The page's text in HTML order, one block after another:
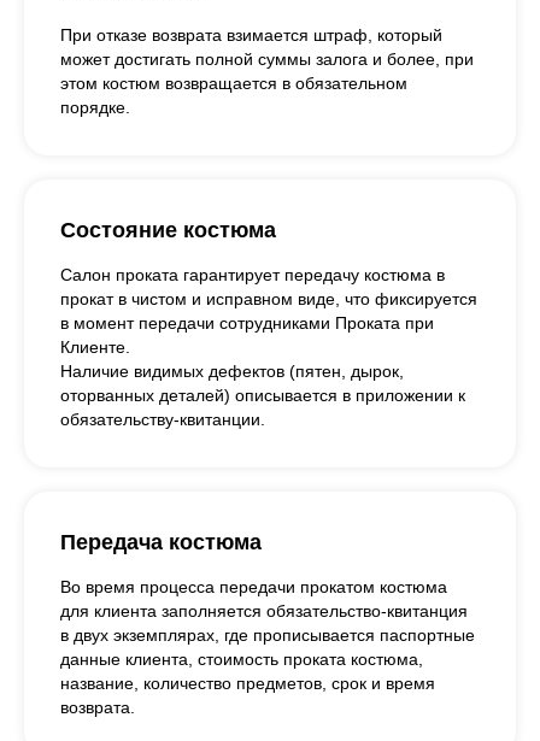
При отказе возврата взимается штраф, который
может достигать полной суммы залога и более, при
этом костюм возвращается в обязательном
порядке.
Состояние костюма
Салон проката гарантирует передачу костюма в
прокат в чистом и исправном виде, что фиксируется
в момент передачи сотрудниками Проката при
Клиенте.
Наличие видимых дефектов (пятен, дырок,
оторванных деталей) описывается в приложении к
обязательству-квитанции.
Передача костюма
Во время процесса передачи прокатом костюма
для клиента заполняется обязательство-квитанция
в двух экземплярах, где прописывается паспортные
данные клиента, стоимость проката костюма,
название, количество предметов, срок и время
возврата.